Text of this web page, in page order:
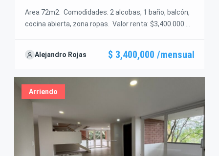
Area 72m2. Comodidades: 2 alcobas, 1 baño, balcón,
cocina abierta, zona ropas. Valor renta: $3,400.000.
la avenida de las vegas.
Alejandro Rojas $ 3,400,000 /mensual
Arriendo